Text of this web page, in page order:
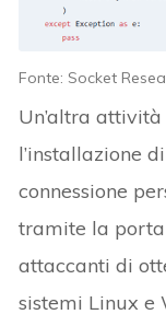
Fonte: Socket
Un’altra
l’installazione
connessione
tramite la
attaccanti di
sistemi Linux e